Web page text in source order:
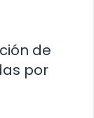
de
por